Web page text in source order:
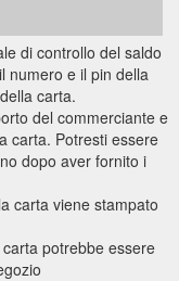
di controllo del saldo
numero e il pin della
carta.
del commerciante e
carta. Potresti essere
dopo aver fornito i
carta viene stampato
potrebbe essere